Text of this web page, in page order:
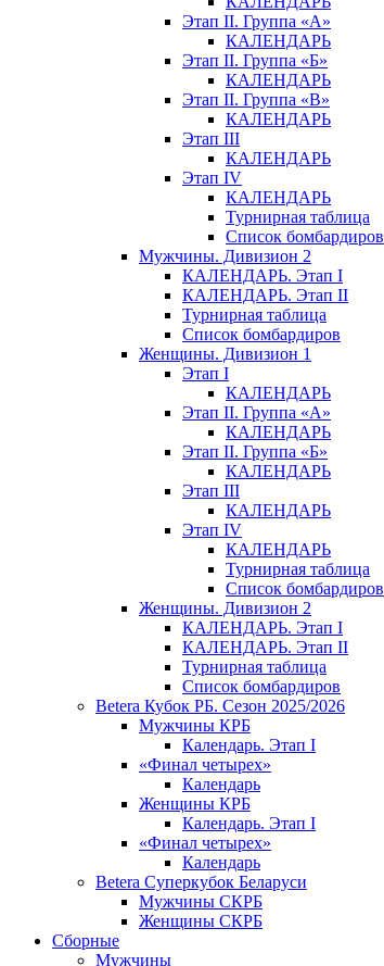
Этап II. Группа «А»
КАЛЕНДАРЬ
Этап II. Группа «Б»
КАЛЕНДАРЬ
Этап II. Группа «В»
КАЛЕНДАРЬ
Этап III
КАЛЕНДАРЬ
Этап IV
КАЛЕНДАРЬ
Турнирная таблица
Список бомбардиров
Мужчины. Дивизион 2
КАЛЕНДАРЬ. Этап I
КАЛЕНДАРЬ. Этап II
Турнирная таблица
Список бомбардиров
Женщины. Дивизион 1
Этап I
КАЛЕНДАРЬ
Этап II. Группа «А»
КАЛЕНДАРЬ
Этап II. Группа «Б»
КАЛЕНДАРЬ
Этап III
КАЛЕНДАРЬ
Этап IV
КАЛЕНДАРЬ
Турнирная таблица
Список бомбардиров
Женщины. Дивизион 2
КАЛЕНДАРЬ. Этап I
КАЛЕНДАРЬ. Этап II
Турнирная таблица
Список бомбардиров
Betera Кубок РБ. Сезон 2025/2026
Мужчины КРБ
Календарь. Этап I
«Финал четырех»
Календарь
Женщины КРБ
Календарь. Этап I
«Финал четырех»
Календарь
Betera Суперкубок Беларуси
Мужчины СКРБ
Женщины СКРБ
Сборные
Мужчины